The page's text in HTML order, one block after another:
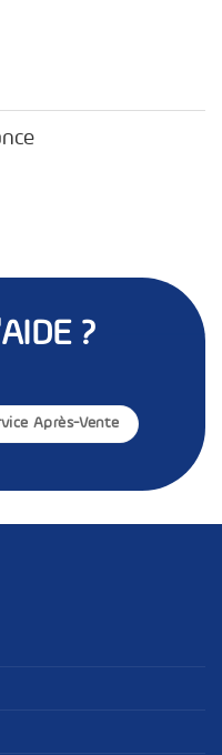
?
Après-Vente